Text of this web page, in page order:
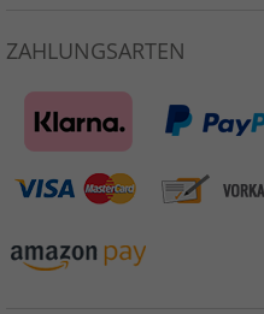
ZAHLUNGSARTEN